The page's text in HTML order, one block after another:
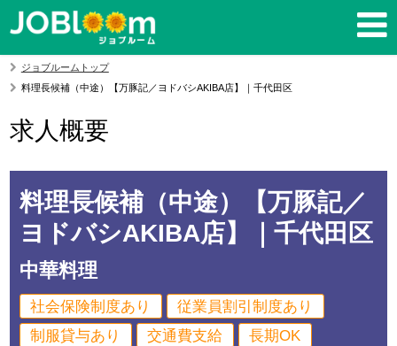
ジョブルームトップ
料理長候補（中途）【万豚記／ヨドバシAKIBA店】｜千代田区
求人概要
料理長候補（中途）【万豚記／
ヨドバシAKIBA店】｜千代田区
中華料理
社会保険制度あり
従業員割引制度あり
制服貸与あり
交通費支給
長期OK